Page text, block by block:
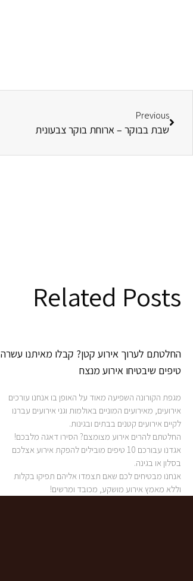
Previous
שבת בבוקר – ארוחת בוקר צבעונית
Related Posts
החלטתם לערוך אירוע קטן? קבלו מאיתנו עשרה
טיפים שיבטיחו אירוע מנצח
מגפת הקורונה השפיעה מאוד על האופן בו אנחנו עורכים
אירועים, מאירועים המוניים באולמות וגני אירועים עברנו
לקיים אירועים קטנים בבתים ובגינות.
החלטתם להרים אירוע מצומצם? הסירו דאגה מלבכם!
אגדנו עבורכם 10 טיפים מובילים להפקת אירוע אצלכם
בסלון או בגינה.
אנחנו מבטיחים לכם שאם תצמדו אליהם תפיקו בקלות
וללא מאמץ אירוע מושקע, מכובד ומרשים!